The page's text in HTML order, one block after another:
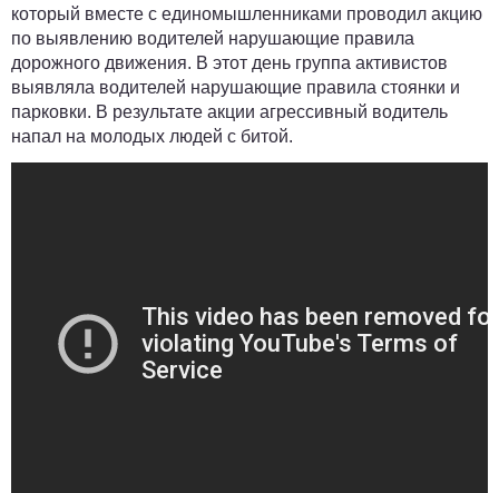
который вместе с единомышленниками проводил акцию
по выявлению водителей нарушающие правила
дорожного движения. В этот день группа активистов
выявляла водителей нарушающие правила стоянки и
парковки. В результате акции агрессивный водитель
напал на молодых людей с битой.